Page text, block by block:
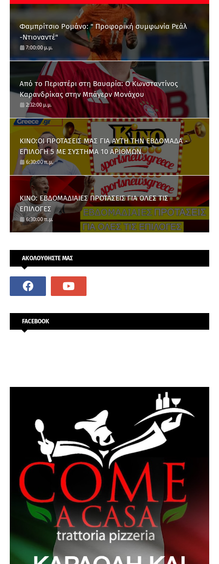
Φαμπρίτσιο Ρομάνο: " Προφορική συμφωνία Ρεάλ
-Ντιοναντέ"
7:00:00 μ.μ.
Από το Περιστέρι στη Βαυαρία: O Κωνσταντίνος
Καρανδρίκας στην Μπάγερν Μονάχου
2:32:00 μ.μ.
ΚΙΝΟ:ΟΙ ΠΡΟΤΑΣΕΙΣ ΜΑΣ ΓΙΑ ΑΥΤΗ ΤΗΝ ΕΒΔΟΜΑΔΑ -
ΕΠΙΛΟΓΗ 5 ΜΕ ΣΥΣΤΗΜΑ 10 ΑΡΙΘΜΩΝ
6:30:00 π.μ.
ΚΙΝΟ: ΕΒΔΟΜΑΔΙΑΙΕΣ ΠΡΟΤΑΣΕΙΣ ΓΙΑ ΟΛΕΣ ΤΙΣ
ΕΠΙΛΟΓΕΣ
6:30:00 π.μ.
ΑΚΟΛΟΥΘΗΣΤΕ ΜΑΣ
FACEBOOK